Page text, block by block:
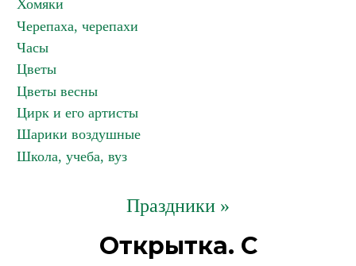
Хомяки
Черепаха, черепахи
Часы
Цветы
Цветы весны
Цирк и его артисты
Шарики воздушные
Школа, учеба, вуз
Праздники »
Открытка. С